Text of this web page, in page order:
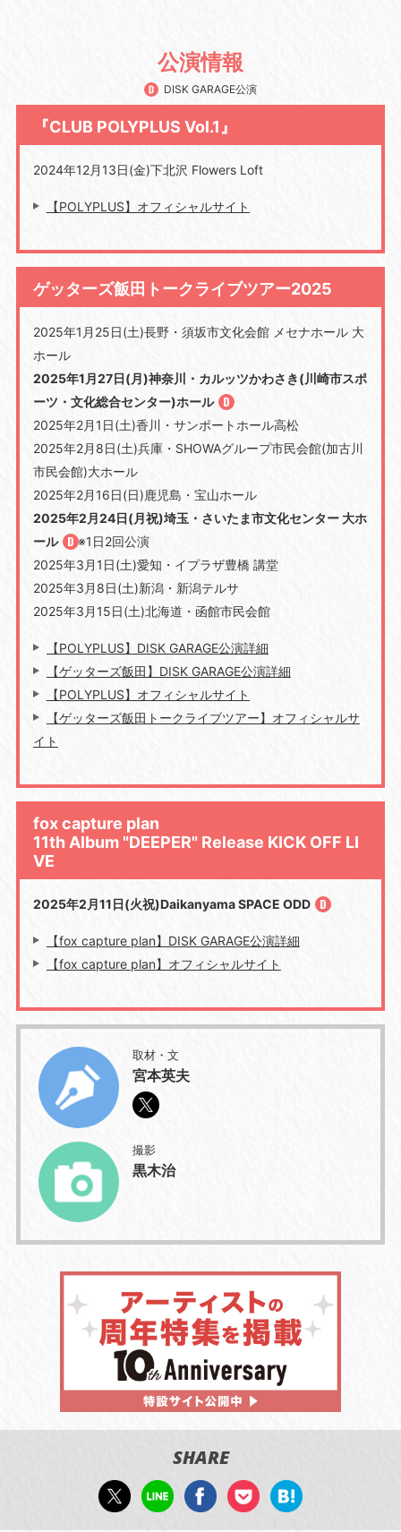
公演情報
DISK GARAGE公演
『CLUB POLYPLUS Vol.1』
2024年12月13日(金)下北沢 Flowers Loft
【POLYPLUS】オフィシャルサイト
ゲッターズ飯田トークライブツアー2025
2025年1月25日(土)長野・須坂市文化会館 メセナホール 大
ホール
2025年1月27日(月)神奈川・カルッツかわさき(川崎市スポ
ーツ・文化総合センター)ホール
2025年2月1日(土)香川・サンポートホール高松
2025年2月8日(土)兵庫・SHOWAグループ市民会館(加古川
市民会館)大ホール
2025年2月16日(日)鹿児島・宝山ホール
2025年2月24日(月祝)埼玉・さいたま市文化センター 大ホ
ール
※1日2回公演
2025年3月1日(土)愛知・イプラザ豊橋 講堂
2025年3月8日(土)新潟・新潟テルサ
2025年3月15日(土)北海道・函館市民会館
【POLYPLUS】DISK GARAGE公演詳細
【ゲッターズ飯田】DISK GARAGE公演詳細
【POLYPLUS】オフィシャルサイト
【ゲッターズ飯田トークライブツアー】オフィシャルサ
イト
fox capture plan
11th Album "DEEPER" Release KICK OFF LI
VE
2025年2月11日(火祝)Daikanyama SPACE ODD
【fox capture plan】DISK GARAGE公演詳細
【fox capture plan】オフィシャルサイト
取材・文
宮本英夫
撮影
黒木治
SHARE